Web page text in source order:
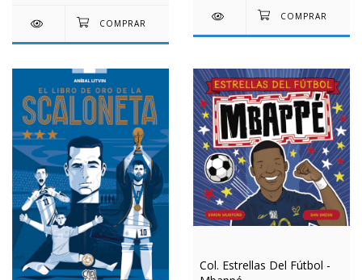
Col. Estrellas Del Fútbol -